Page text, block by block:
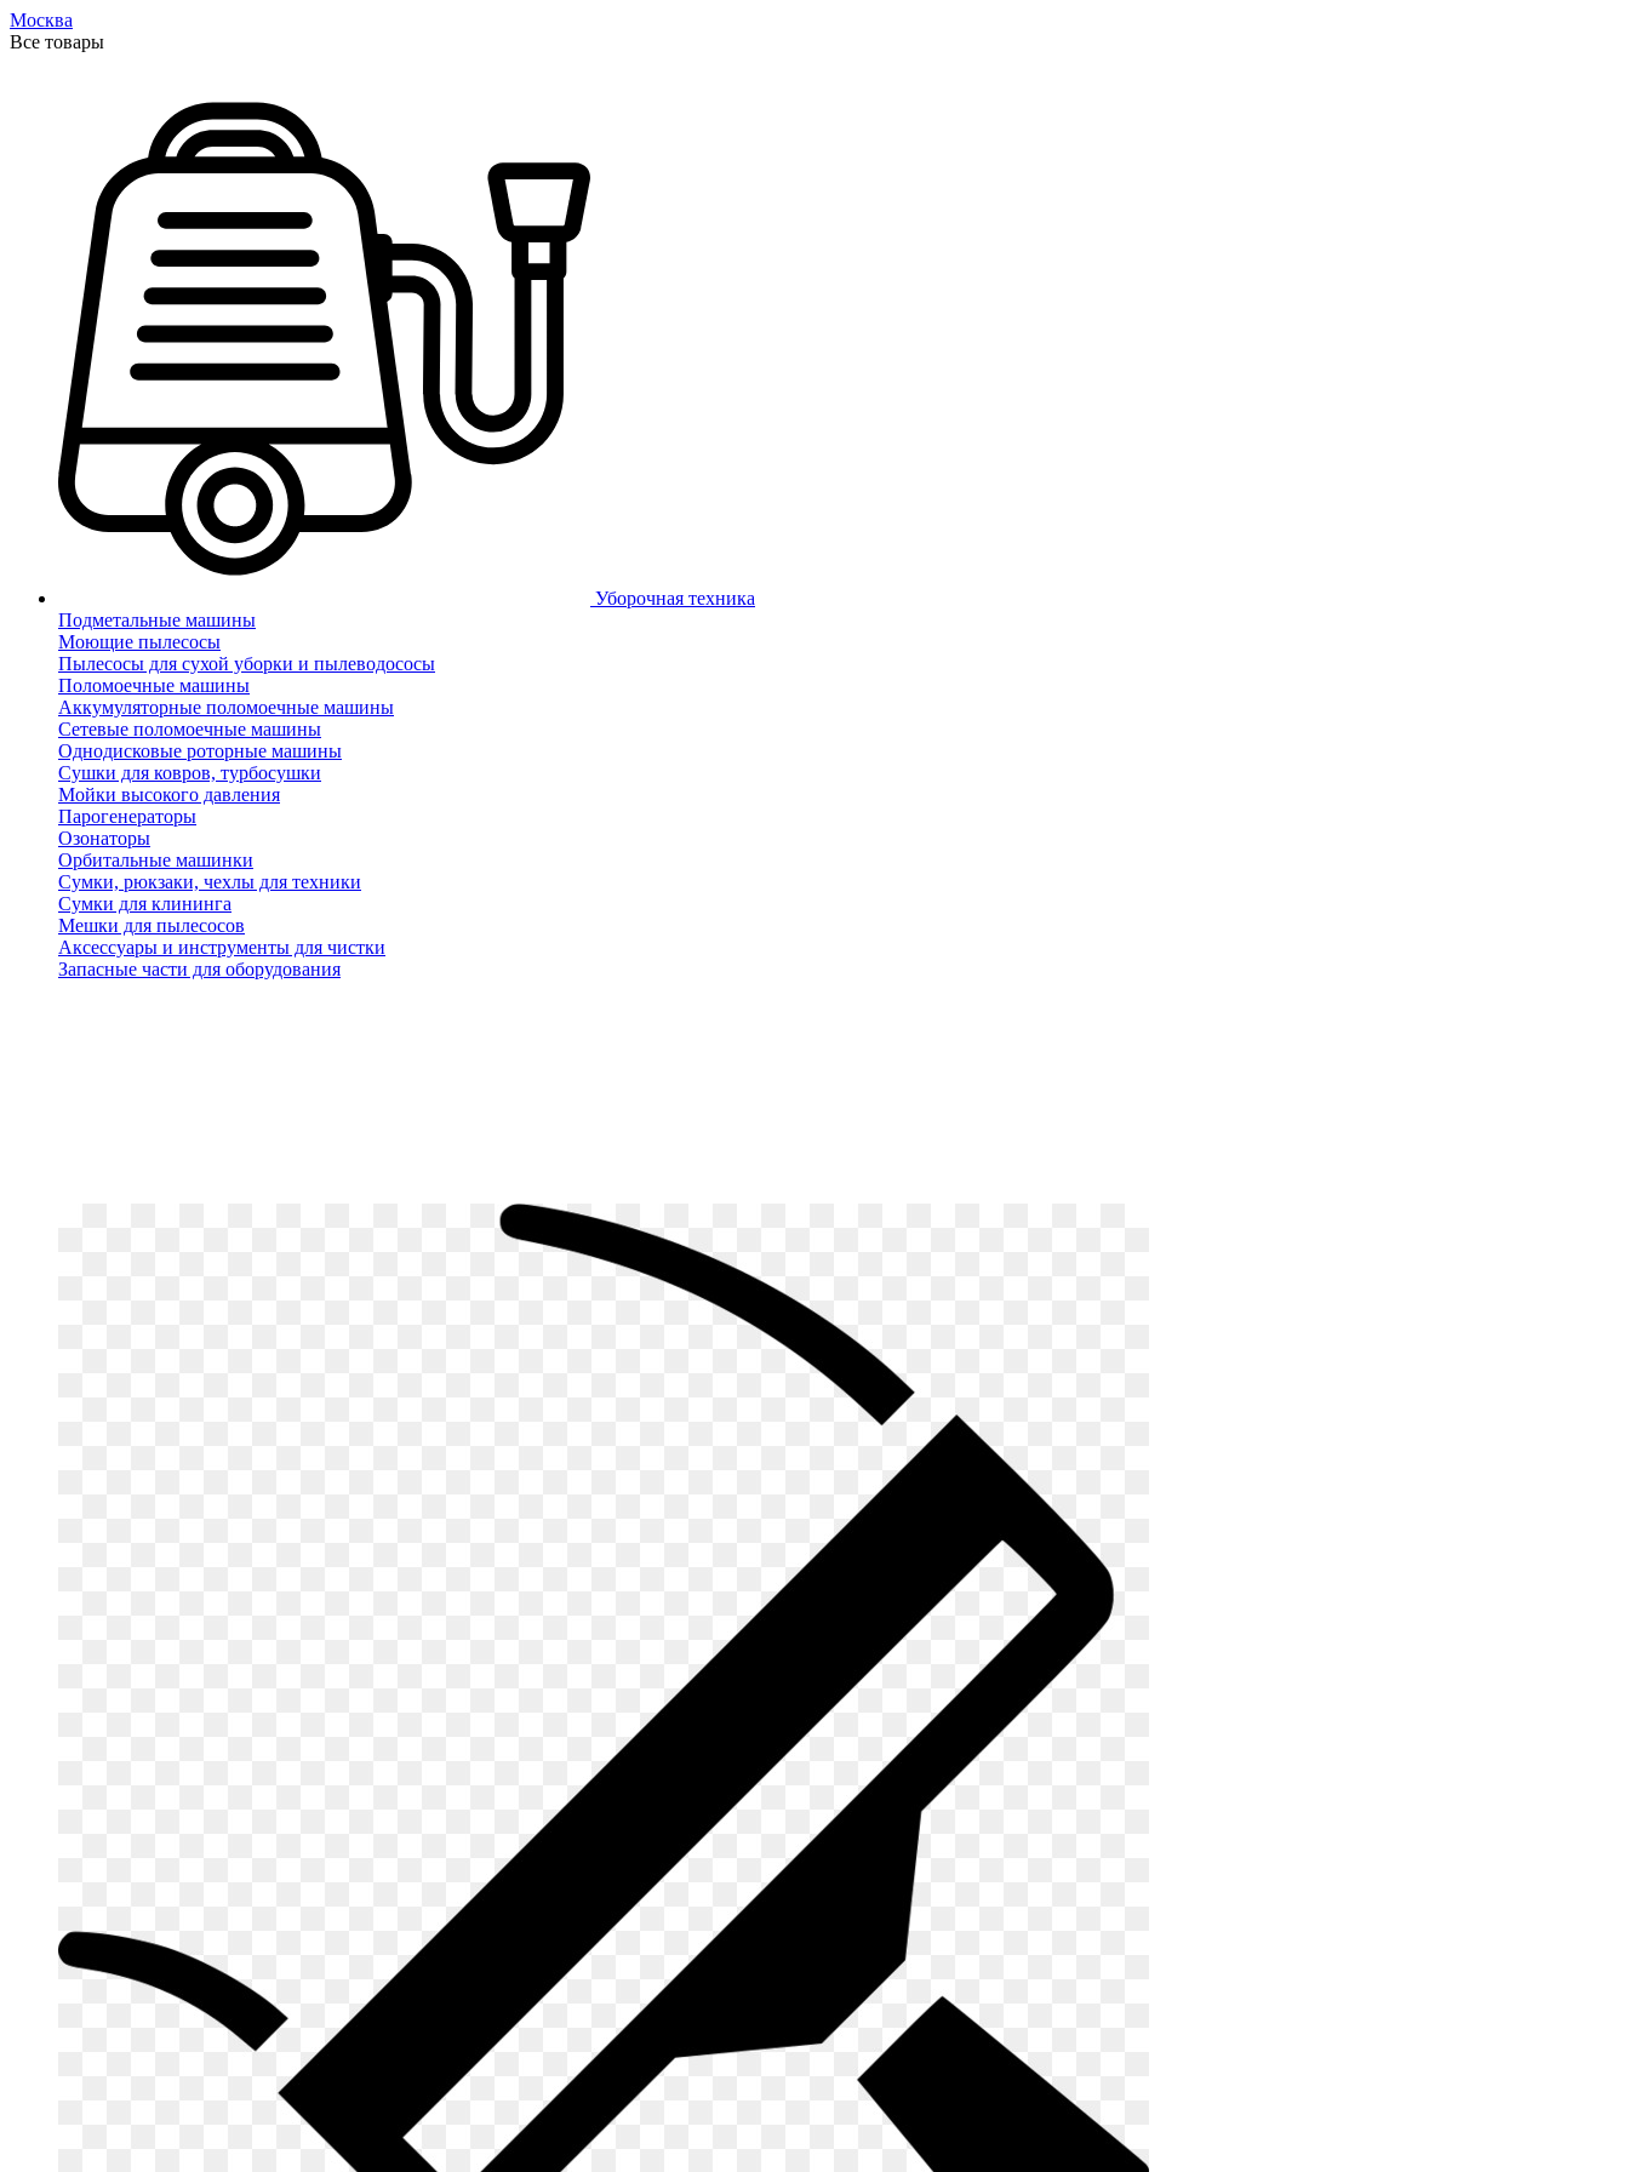
Москва
Все товары
Уборочная техника
Подметальные машины
Моющие пылесосы
Пылесосы для сухой уборки и пылеводососы
Поломоечные машины
Аккумуляторные поломоечные машины
Сетевые поломоечные машины
Однодисковые роторные машины
Сушки для ковров, турбосушки
Мойки высокого давления
Парогенераторы
Озонаторы
Орбитальные машинки
Сумки, рюкзаки, чехлы для техники
Сумки для клининга
Мешки для пылесосов
Аксессуары и инструменты для чистки
Запасные части для оборудования